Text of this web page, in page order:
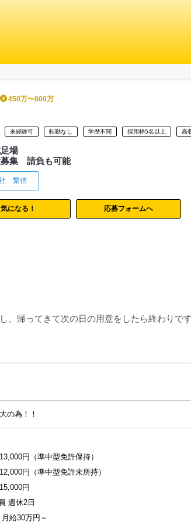
450万〜800万
未経験可 転勤なし 学歴不問 採用枠5名以上 高
場
募集 請負も可能
繋信
気になる！ 応募フォームへ
、帰ってきて次の日の用意をしたら終わりで
の為！！
円（準中型免許保持）
円（準中型免許未所持）
円
週休2日
給30万円～